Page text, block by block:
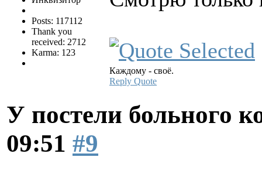
Posts: 117112
Thank you
received: 2712
Karma: 123
Каждому - своё.
Reply Quote
У постели больного
09:51 #9